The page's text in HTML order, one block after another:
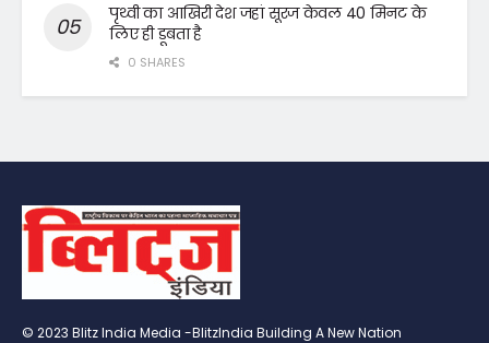
पृथ्वी का आखिरी देश जहां सूरज केवल 40 मिनट के
लिए ही डूबता है
0 SHARES
© 2023 Blitz India Media -BlitzIndia Building A New Nation